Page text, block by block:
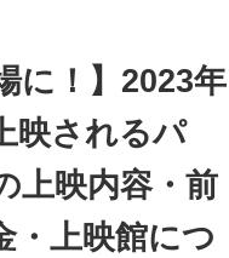
に！】2023年
映されるパ
上映内容・前
・上映館につ